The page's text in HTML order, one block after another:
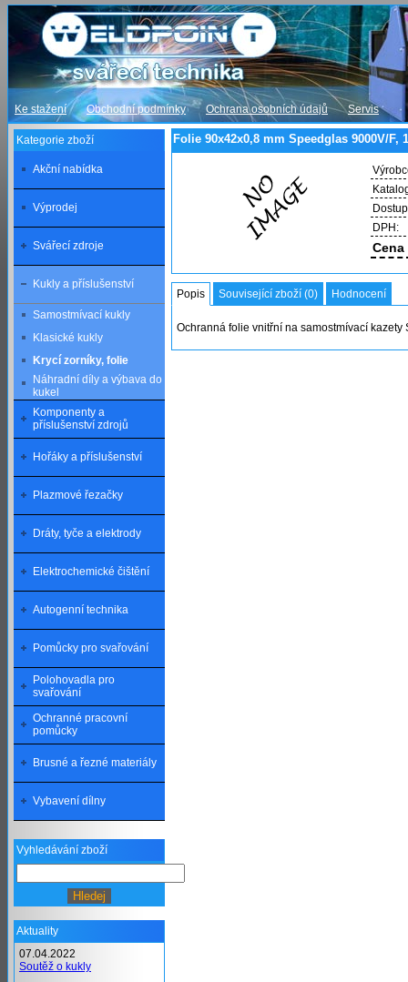
Folie 90x42x0,8 mm Speedglas 9000V/F,
Ke stažení Obchodní podmínky Ochrana osobních údajů Servis
DPH:
Popis Související zboží (0) Hodnocení
Ochranná folie vnitřní na samostmívací
Kategorie zboží
Akční nabídka
Výprodej
Svářecí zdroje
Kukly a příslušenství
Samostmívací kukly
Klasické kukly
Krycí zorníky, folie
Náhradní díly a výbava do
kukel
Komponenty a
příslušenství zdrojů
Hořáky a příslušenství
Plazmové řezačky
Dráty, tyče a elektrody
Elektrochemické čištění
Autogenní technika
Pomůcky pro svařování
Polohovadla pro
svařování
Ochranné pracovní
pomůcky
Brusné a řezné materiály
Vybavení dílny
Vyhledávání zboží
Aktuality
07.04.2022
Soutěž o kukly